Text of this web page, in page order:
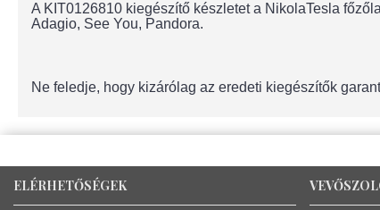
A KIT0126810 kiegészítő készletet a NikolaTesla
Adagio, See You, Pandora.
Ne feledje, hogy kizárólag az eredeti kiegészítők
ELÉRHETŐSÉGEK